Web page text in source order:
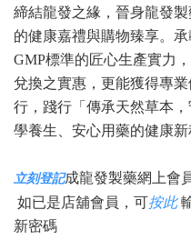
締結龍發之緣，晉身龍發製
的健康嘉禮與購物臻享。
GMP標準的匠心生產實力
兌換之實惠，更能獲得專
行，踐行「傳承天然草本
學養生、安心用藥的健康新
立刻登記成龍發製藥網上會
如已是店舖會員，可按此
新密碼